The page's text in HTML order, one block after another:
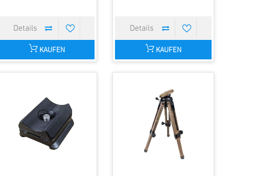
KAUFEN KAUFEN